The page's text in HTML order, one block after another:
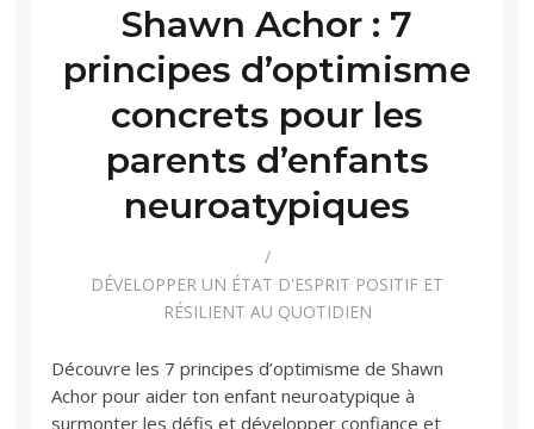
Shawn Achor : 7
principes d’optimisme
concrets pour les
parents d’enfants
neuroatypiques
DÉVELOPPER UN ÉTAT D'ESPRIT POSITIF ET
RÉSILIENT AU QUOTIDIEN
Découvre les 7 principes d’optimisme de Shawn
Achor pour aider ton enfant neuroatypique à
surmonter les défis et développer confiance et